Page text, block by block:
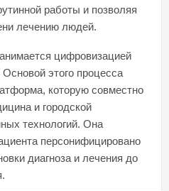
работы и позволяя
лечению людей.
цифровизацией
этого процесса
которую совместно
и городской
технологий. Она
персонифицировано
диагноза и лечения до